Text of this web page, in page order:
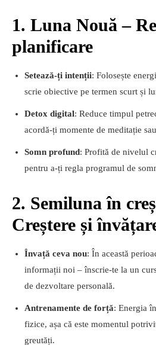
1. Luna Nouă –
planificare
Setează-ți intenții: Folosește
scrie obiective pe termen scurt și
Detox digital: Reduce timpul
acordă-ți momente de meditație
Somn profund: Profită de nivelul
pentru a-ți regla programul de
2. Semiluna în
Creștere și
Învață ceva nou: În această
informații noi – înscrie-te la un
de dezvoltare personală.
Antrenamente de forță: Energia
fizice, așa că este momentul
greutăți.